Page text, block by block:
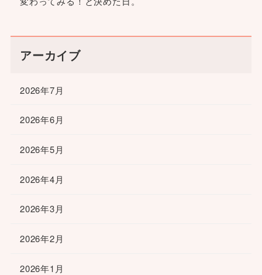
アーカイブ
2026年7月
2026年6月
2026年5月
2026年4月
2026年3月
2026年2月
2026年1月